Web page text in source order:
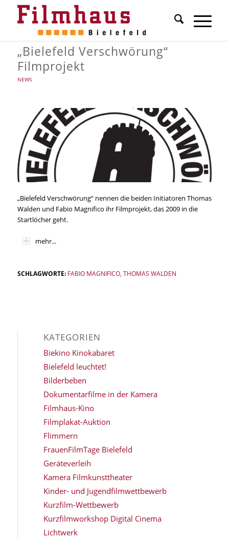
„Bielefeld Verschwörung“
Filmprojekt
NEWS
„Bielefeld Verschwörung“ nennen die beiden Initiatoren Thomas
Walden und Fabio Magnifico ihr Filmprojekt, das 2009 in die
Startlöcher geht.
mehr...
SCHLAGWORTE: FABIO MAGNIFICO, THOMAS WALDEN
KATEGORIEN
Biekino Kinokabaret
Bielefeld leuchtet!
Bilderbeben
Dokumentarfilme in der Kamera
Filmhaus-Kino
Filmplakat-Auktion
Flimmern
FrauenFilmTage Bielefeld
Geräteverleih
Kamera Filmkunsttheater
Kinder- und Jugendfilmwettbewerb
Kurzfilm-Wettbewerb
Kurzfilmworkshop Digital Cinema
Lichtwerk